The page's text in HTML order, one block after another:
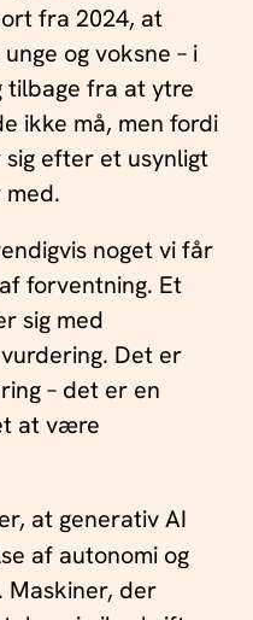
fra 2024, at
og voksne – i
tilbage fra at ytre
ikke må, men fordi
efter et usynligt
med.
noget vi får
forventning. Et
sig med
Det er
– det er en
at være
at generativ AI
af autonomi og
Maskiner, der